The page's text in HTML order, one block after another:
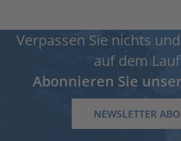
Verpassen Sie nichts
auf dem
Abonnieren Sie
NEWSLETTER